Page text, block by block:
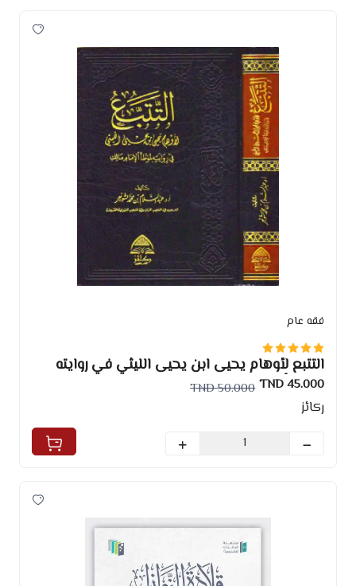
فقه عام
التتبع لأوهام يحيى ابن يحيى الليثي في روايته
الموطأ
45.000 TND
50.000 TND
ركائز